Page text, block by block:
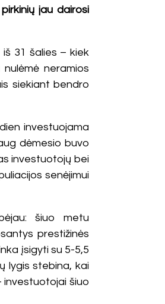
jau dairosi
31 šalies – kiek
neramios
siekiant bendro
investuojama
dėmesio buvo
investuotojų bei
senėjimui
šiuo metu
prestižinės
įsigyti su 5-5,5
lygis stebina, kai
investuotojai šiuo